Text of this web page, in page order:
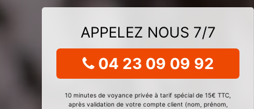
APPELEZ NOUS 7/7
04 23 09 09 92
10 minutes de voyance privée à tarif spécial de 15€ TTC,
après validation de votre compte client (nom, prénom,